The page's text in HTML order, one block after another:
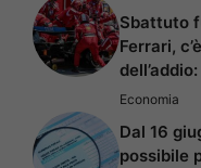
Sbattuto
Ferrari,
Economia
Dal 16
possibile